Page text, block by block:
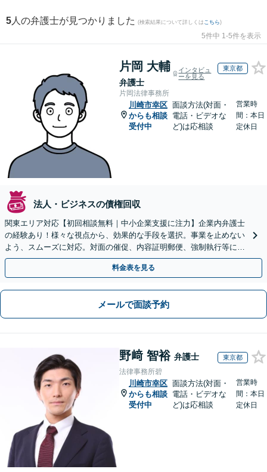
5 人の弁護士が見つかりました (検索結果について詳しくは こちら)
5件中 1-5件を表示
片岡 大輔
弁護士
インタビュ
ーを見る
東京都
片岡法律事務所
川崎市幸区
からも相談
受付中
面談方法(対面・
電話・ビデオな
ど)は応相談
営業時
間：本日
定休日
法人・ビジネスの債権回収
関東エリア対応【初回相談無料｜中小企業支援に注力】企業内弁護士
の経験あり！様々な視点から、効果的な手段を選択。事業を止めない
よう、スムーズに対応。対面の催促、内容証明郵便、強制執行等に精
通。お困りの方はすぐにご相談を【オンライン面談◎】
料金表を見る
メールで面談予約
野﨑 智裕 弁護士 東京都
法律事務所碧
川崎市幸区
からも相談
受付中
面談方法(対面・
電話・ビデオな
ど)は応相談
営業時
間：本日
定休日